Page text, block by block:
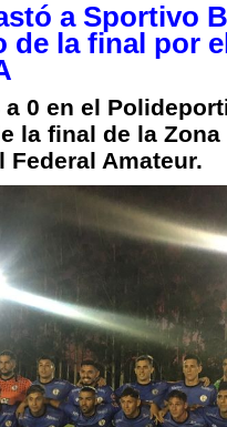
a Sportivo
de la final por
0 en el
la final de la Zona
Federal Amateur.